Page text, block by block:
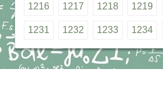
1216 1217 1218 1219
1231 1232 1233 1234